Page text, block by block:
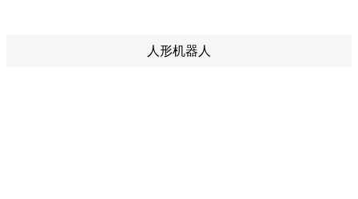
人形机器人